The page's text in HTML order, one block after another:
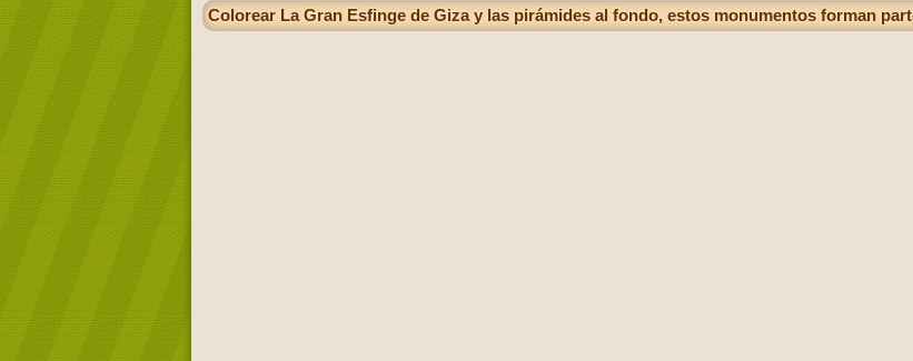
Colorear La Gran Esfinge de Giza y las pirámides al fondo, estos monumentos forman